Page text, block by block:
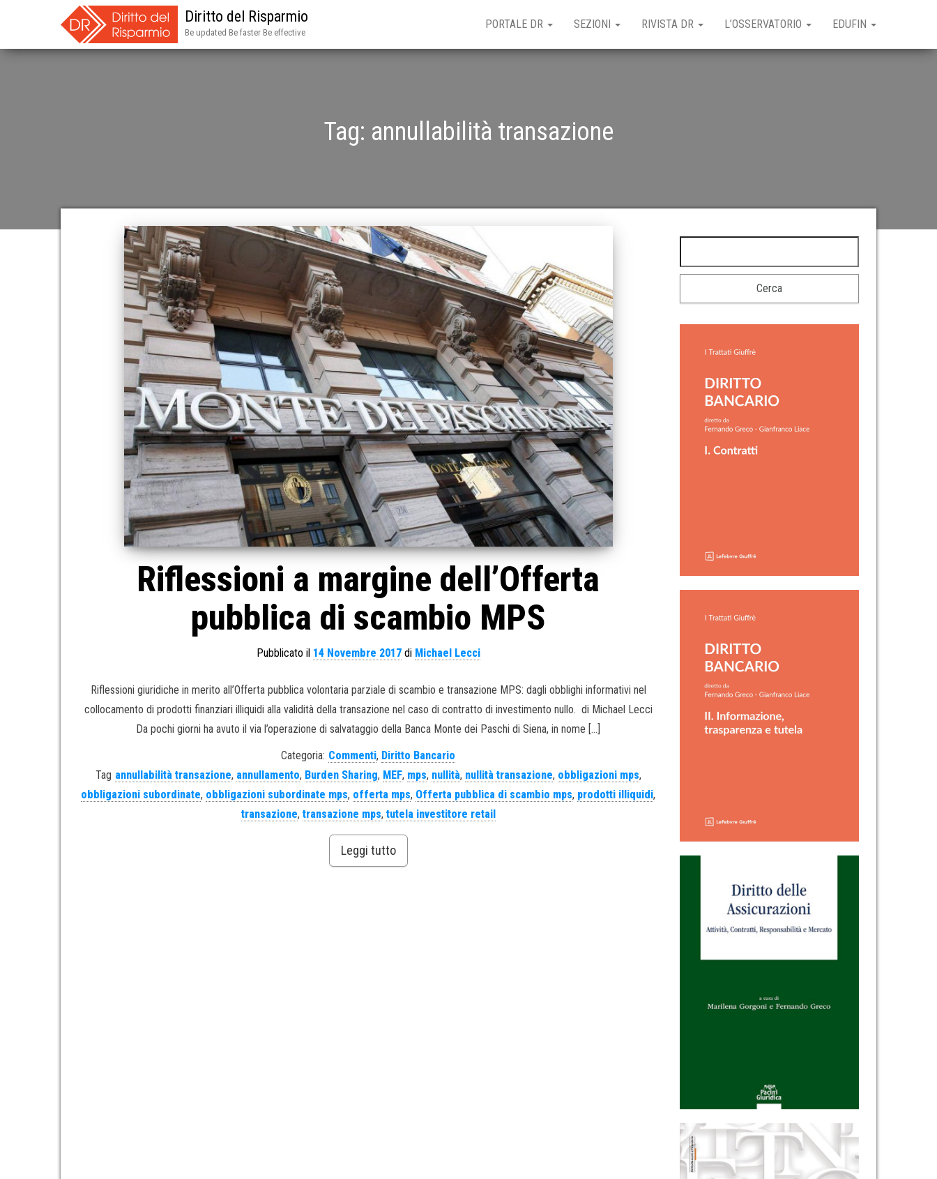
Diritto del Risparmio
Be updated Be faster Be effective
PORTALE DR SEZIONI RIVISTA DR L’OSSERVATORIO EDUFIN
Tag: annullabilità transazione
Riflessioni a margine dell’Offerta
pubblica di scambio MPS
Pubblicato il 14 Novembre 2017di Michael Lecci
Riflessioni giuridiche in merito all’Offerta pubblica volontaria parziale di scambio e transazione MPS: dagli obblighi informativi nel
collocamento di prodotti finanziari illiquidi alla validità della transazione nel caso di contratto di investimento nullo. di Michael Lecci
Da pochi giorni ha avuto il via l’operazione di salvataggio della Banca Monte dei Paschi di Siena, in nome […]
Categoria: Commenti, Diritto Bancario
Tag annullabilità transazione, annullamento, Burden Sharing, MEF, mps, nullità, nullità transazione, obbligazioni mps,
obbligazioni subordinate, obbligazioni subordinate mps, offerta mps, Offerta pubblica di scambio mps, prodotti illiquidi,
transazione, transazione mps, tutela investitore retail
Leggi tutto